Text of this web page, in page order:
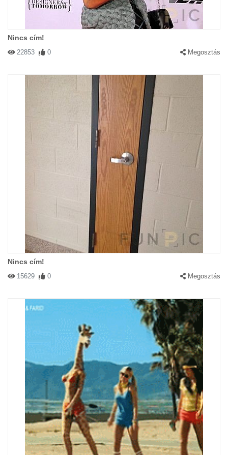
Nincs cím!
22853 0 Megosztás
Nincs cím!
15629 0 Megosztás